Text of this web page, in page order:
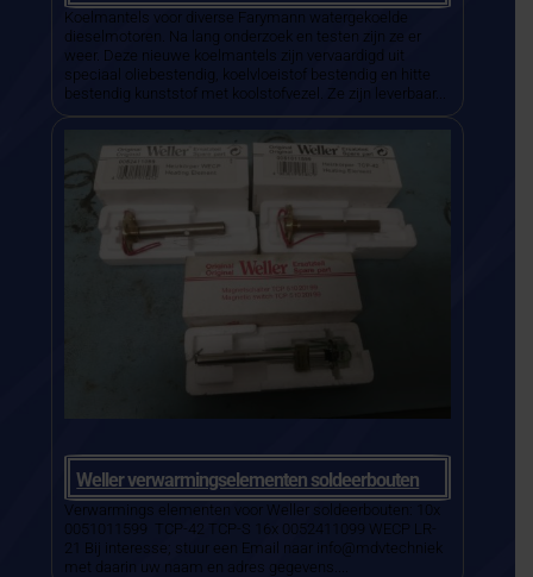
Koelmantels voor diverse Farymann watergekoelde
dieselmotoren. Na lang onderzoek en testen zijn ze er
weer. Deze nieuwe koelmantels zijn vervaardigd uit
speciaal oliebestendig, koelvloeistof bestendig en hitte
bestendig kunststof met koolstofvezel. Ze zijn leverbaar...
Weller verwarmingselementen soldeerbouten
Verwarmings elementen voor Weller soldeerbouten: 10x
0051011599 TCP-42 TCP-S 16x 0052411099 WECP LR-
21 Bij interesse; stuur een Email naar info@mdvtechniek
met daarin uw naam en adres gegevens....